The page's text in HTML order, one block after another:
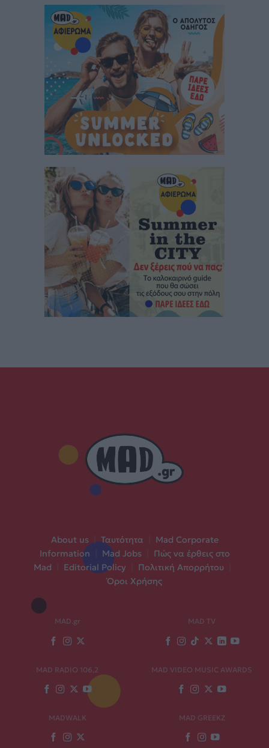
About us | Ταυτότητα
Mad Corporate
Information
Mad Jobs
Πώς να έρθεις στο
Mad
Editorial Policy Πολιτική Απορρήτου
Όροι Χρήσης
MAD.gr MAD TV
MAD RADIO 106,2 MAD VIDEO MUSIC AWARDS
MADWALK MAD GREEKZ